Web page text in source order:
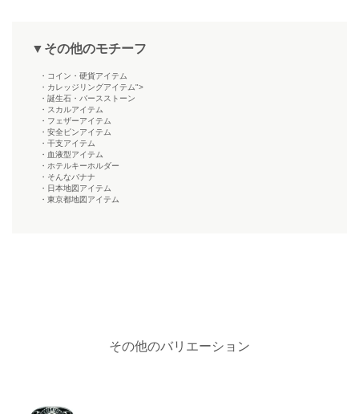
▼その他のモチーフ
・コイン・硬貨アイテム
・カレッジリングアイテム">
・誕生石・バースストーン
・スカルアイテム
・フェザーアイテム
・安全ピンアイテム
・干支アイテム
・血液型アイテム
・ホテルキーホルダー
・そんなバナナ
・日本地図アイテム
・東京都地図アイテム
その他のバリエーション